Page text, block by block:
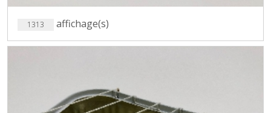
1313 affichage(s)